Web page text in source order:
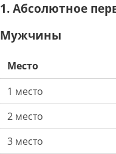
1. Абсолютное
Мужчины
Место
1 место
2 место
3 место